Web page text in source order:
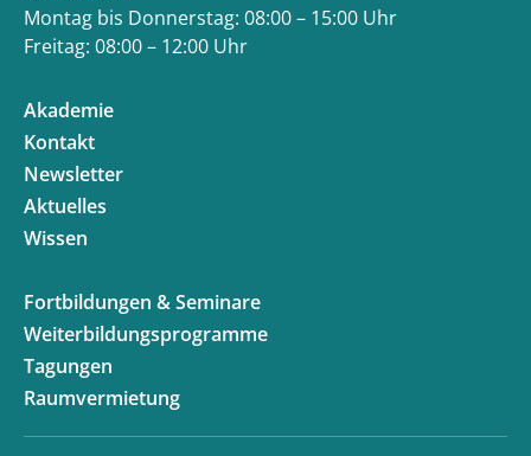
Montag bis Donnerstag: 08:00 – 15:00 Uhr
Freitag: 08:00 – 12:00 Uhr
Akademie
Kontakt
Newsletter
Aktuelles
Wissen
Fortbildungen & Seminare
Weiterbildungsprogramme
Tagungen
Raumvermietung